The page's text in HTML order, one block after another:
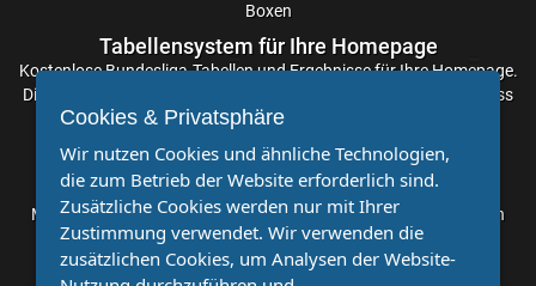
Fußball
EM
Frauenfußball
Amateurfußball
Boxen
Tabellensystem für Ihre Homepage
KostenloseBundesliga-Tabellenund Ergebnisse für Ihre Homepage.
Die Aktualisierung der Ergebnisse erfolgt alle paar Minuten, sodass
Sie stets auf dem Laufenden sind. Einfache und schnelle
Partnervereine
Möchten Sie, dass auch Ihr Verein mehr Beachtung findet? Dann
sind Sie bei uns genau richtig. Wir suchen Ihren Verein für eine
kostenlose Kooperation. Veröffentlichen Sie Ihre Spielberichte,
Cookies & Privatsphäre
Wir nutzen Cookies und ähnliche Technologien,
die zum Betrieb der Website erforderlich sind.
Zusätzliche Cookies werden nur mit Ihrer
Zustimmung verwendet. Wir verwenden die
zusätzlichen Cookies, um Analysen der Website-